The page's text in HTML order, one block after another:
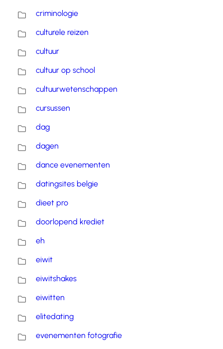
criminologie
culturele reizen
cultuur
cultuur op school
cultuurwetenschappen
cursussen
dag
dagen
dance evenementen
datingsites belgie
dieet pro
doorlopend krediet
eh
eiwit
eiwitshakes
eiwitten
elitedating
evenementen fotografie